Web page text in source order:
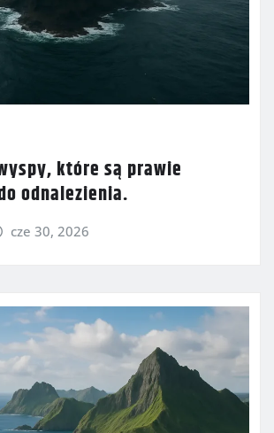
które są prawie
odnalezienia.
cze 30, 2026